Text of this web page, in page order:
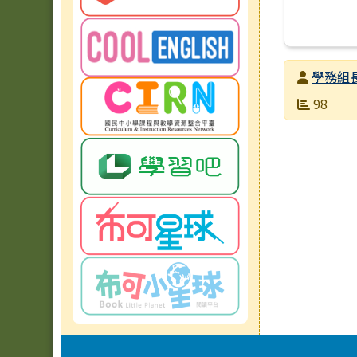
發布者學務組
發布日期
瀏覽次數
98